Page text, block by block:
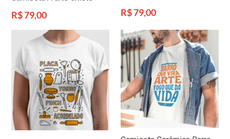
Preço
R$ 79,00
Preço
R$ 79,00